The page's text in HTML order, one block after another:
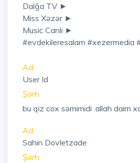
Dalğa TV ►
Miss Xəzər ►
Music Canlı ►
#evdekileresalam #xezermedia
Ad:
User Id
Şərh:
bu qiz cox səmimidi .allah daim
Ad:
Sahin Dovletzade
Şərh: